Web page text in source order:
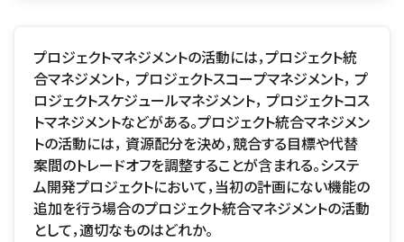
プロジェクトマネジメントの活動には，プロジェクト統
合マネジメント， プロジェクトスコープマネジメント， プ
ロジェクトスケジュールマネジメント， プロジェクトコス
トマネジメントなどがある。プロジェクト統合マネジメン
トの活動には， 資源配分を決め，競合する目標や代替
案間のトレードオフを調整することが含まれる。システ
ム開発プロジェクトにおいて，当初の計画にない機能の
追加を行う場合のプロジェクト統合マネジメントの活動
として，適切なものはどれか。